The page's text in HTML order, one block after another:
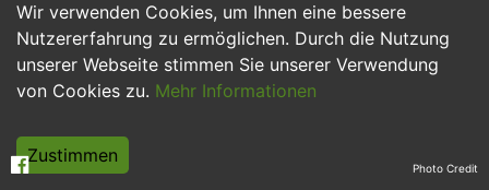
Wir verwenden Cookies, um Ihnen eine bessere
Nutzererfahrung zu ermöglichen. Durch die Nutzung
unserer Webseite stimmen Sie unserer Verwendung
von Cookies zu. Mehr Informationen
Zustimmen
Personalwesen Assistenz, Sekretariat
Hilfskräfte, Aushilfs- und Nebenjobs
Weiterbildung, Studium, duale Ausbildung Photo Credit